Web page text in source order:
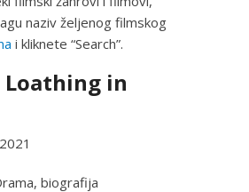
naziv željenog filmskog
i kliknete “Search”.
Loathing in
2021
biografija